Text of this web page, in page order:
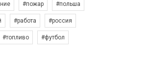
#пожар #польша
#работа #россия
#топливо #футбол